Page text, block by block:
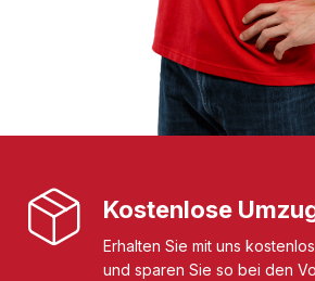
Kostenlose
Erhalten Sie mit uns
und sparen Sie so bei den